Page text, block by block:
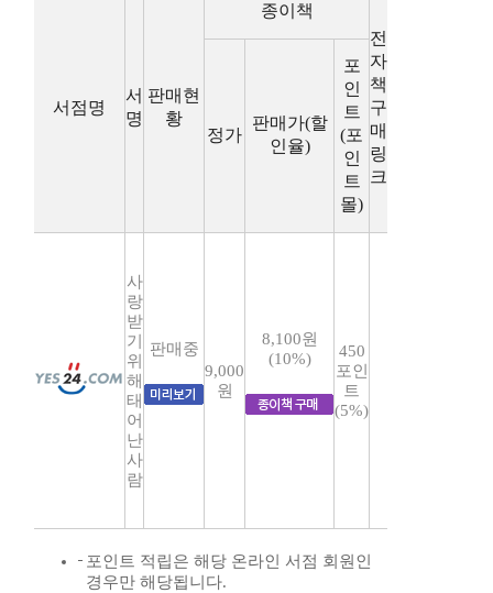
서점명
서
명
판매현
황
종이책
전
자
책
구
매
링
크
정가
판매가(할
인율)
포
인
트
(포
인
트
몰)
사
랑
받
기
위
해
태
어
난
사
람
판매중
9,000
원
8,100원
(10%)
450
포인
트
(5%)
포인트 적립은 해당 온라인 서점 회원인
경우만 해당됩니다.